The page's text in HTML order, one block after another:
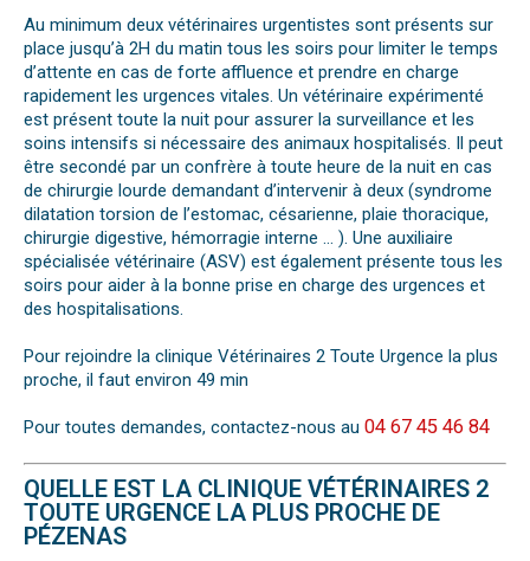
Au minimum deux vétérinaires urgentistes sont présents sur
place jusqu’à 2H du matin tous les soirs pour limiter le temps
d’attente en cas de forte affluence et prendre en charge
rapidement les urgences vitales. Un vétérinaire expérimenté
est présent toute la nuit pour assurer la surveillance et les
soins intensifs si nécessaire des animaux hospitalisés. Il peut
être secondé par un confrère à toute heure de la nuit en cas
de chirurgie lourde demandant d’intervenir à deux (syndrome
dilatation torsion de l’estomac, césarienne, plaie thoracique,
chirurgie digestive, hémorragie interne … ). Une auxiliaire
spécialisée vétérinaire (ASV) est également présente tous les
soirs pour aider à la bonne prise en charge des urgences et
des hospitalisations.
Pour rejoindre la clinique Vétérinaires 2 Toute Urgence la plus
proche, il faut environ 49 min
Pour toutes demandes, contactez-nous au 04 67 45 46 84
QUELLE EST LA CLINIQUE VÉTÉRINAIRES 2
TOUTE URGENCE LA PLUS PROCHE DE
PÉZENAS